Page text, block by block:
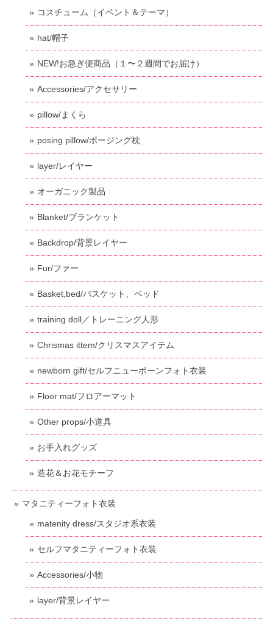
コスチューム（イベント＆テーマ）
hat/帽子
NEW!お急ぎ便商品（１〜２週間でお届け）
Accessories/アクセサリー
pillow/まくら
posing pillow/ポージング枕
layer/レイヤー
オーガニック製品
Blanket/ブランケット
Backdrop/背景レイヤー
Fur/ファー
Basket,bed/バスケット、ベッド
training doll／トレーニング人形
Chrismas ittem/クリスマスアイテム
newborn gift/セルフニューボーンフォト衣装
Floor mat/フロアーマット
Other props/小道具
お手入れグッズ
造花＆お花モチーフ
マタニティーフォト衣装
matenity dress/スタジオ系衣装
セルフマタニティーフォト衣装
Accessories/小物
layer/背景レイヤー